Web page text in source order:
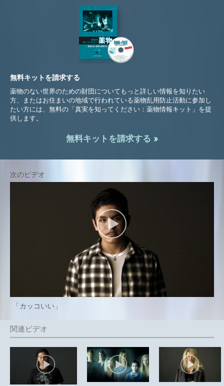
無料キットを請求する
薬物のない世界のための財団についてもっと詳しい情報を知りたい
方、またはお住まいの地域で行われている薬物乱用防止活動に参加し
たい方には、無料の「真実を知ってください：薬物情報キット」を提
供します。
無料キットを請求する »
「カッコいい」